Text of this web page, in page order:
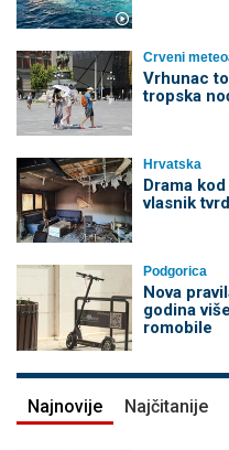
Crveni
Vrhunac
tropska
Hrvatska
Drama
vlasnik
Podgorica
Nova
godina
romobile
Najnovije Najčitanije